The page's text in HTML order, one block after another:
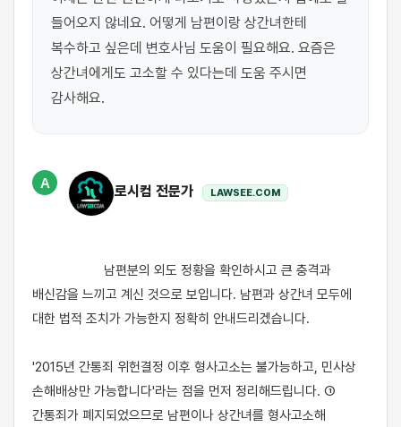
들어오지 않네요. 어떻게 남편이랑 상간녀한테
복수하고 싶은데 변호사님 도움이 필요해요. 요즘은
상간녀에게도 고소할 수 있다는데 도움 주시면
감사해요.
A
로시컴 전문가 LAWSEE.COM
배신감을 느끼고 계신 것으로 보입니다. 남편과 상간녀 모두에
대한 법적 조치가 가능한지 정확히 안내드리겠습니다.
'2015년 간통죄 위헌결정 이후 형사고소는 불가능하고, 민사상
손해배상만 가능합니다'라는 점을 먼저 정리해드립니다. ①
간통죄가 폐지되었으므로 남편이나 상간녀를 형사고소해